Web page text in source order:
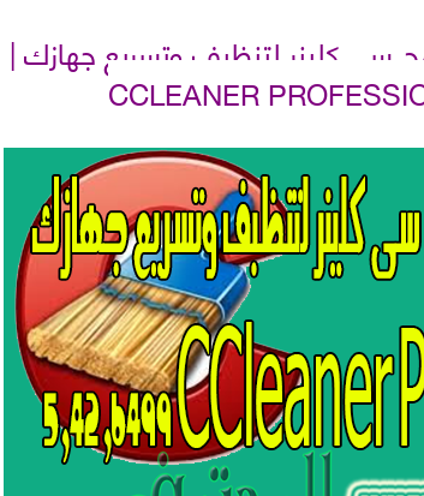
سى كلينر لتنظبف وتسريع جهازك |
CCLEANER